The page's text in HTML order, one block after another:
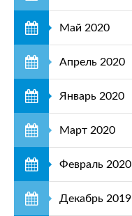
Май 2020
Апрель 2020
Январь 2020
Март 2020
Февраль 2020
Декабрь 2019